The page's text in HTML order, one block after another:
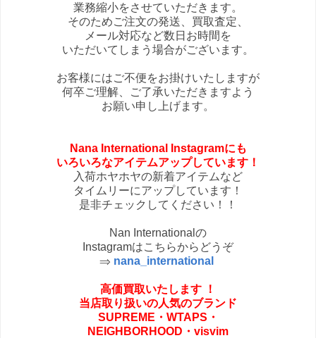
業務縮小をさせていただきます。
そのためご注文の発送、買取査定、
メール対応など数日お時間を
いただいてしまう場合がございます。
お客様にはご不便をお掛けいたしますが
何卒ご理解、ご了承いただきますよう
お願い申し上げます。
Nana International Instagramにも
いろいろなアイテムアップしています！
入荷ホヤホヤの新着アイテムなど
タイムリーにアップしています！
是非チェックしてください！！
Nan Internationalの
Instagramはこちらからどうぞ
⇒ nana_international
高価買取いたします ！
当店取り扱いの人気のブランド
SUPREME・ WTAPS・
NEIGHBORHOOD・ visvim